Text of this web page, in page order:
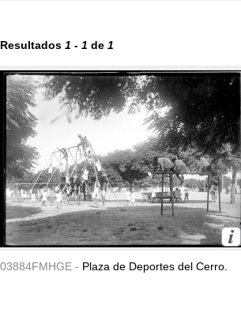
Resultados 1 - 1 de 1
03884FMHGE - Plaza de Deportes del Cerro.